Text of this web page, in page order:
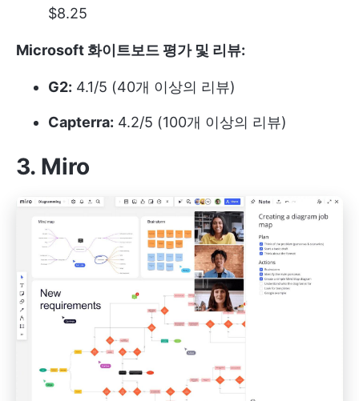
$8.25
Microsoft 화이트보드 평가 및 리뷰:
G2: 4.1/5 (40개 이상의 리뷰)
Capterra: 4.2/5 (100개 이상의 리뷰)
3. Miro